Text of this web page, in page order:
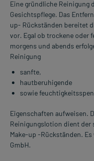
Eine gründliche Reinigung
Gesichtspflege. Das
up- Rückständen bereitet
vor. Egal ob trockene oder
morgens und abends
Reinigung
sanfte,
hautberuhigende
sowie
Eigenschaften aufweisen.
Reinigungslotion dient der
Make-up -Rückständen.
GmbH.